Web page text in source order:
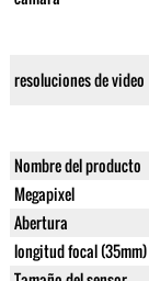
resoluciones de video
Nombre del producto
Megapixel
Abertura
longitud focal (35mm)